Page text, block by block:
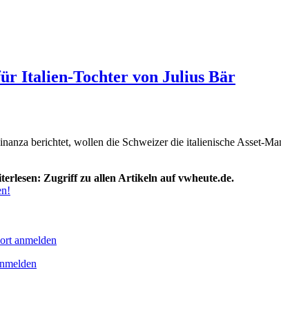
Italien-Tochter von Julius Bär
berichtet, wollen die Schweizer die italienische Asset-
Zugriff zu allen Artikeln auf vwheute.de.